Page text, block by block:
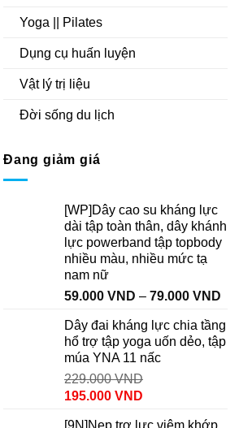
Yoga || Pilates
Dụng cụ huấn luyện
Vật lý trị liệu
Đời sống du lịch
Đang giảm giá
[WP]Dây cao su kháng lực
dài tập toàn thân, dây khánh
lực powerband tập topbody
nhiều màu, nhiều mức tạ
nam nữ
59.000 VND – 79.000 VND
Dây đai kháng lực chia tầng
hổ trợ tập yoga uốn dẻo, tập
múa YNA 11 nấc
229.000VND
195.000 VND
[9N]Nẹp trợ lực viêm khớp